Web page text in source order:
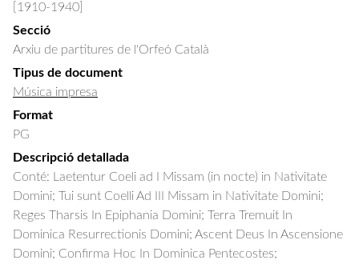
[1910-1940]
Secció
Arxiu de partitures de l'Orfeó Català
Tipus de document
Música impresa
Format
PG
Descripció detallada
Conté: Laetentur Coeli ad I Missam (in nocte) in Nativitate
Domini; Tui sunt Coelli Ad III Missam in Nativitate Domini;
Reges Tharsis In Epiphania Domini; Terra Tremuit In
Dominica Resurrectionis Domini; Ascent Deus In Ascensione
Domini; Confirma Hoc In Dominica Pentecostes;